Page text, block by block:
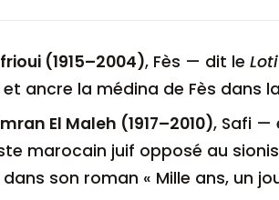
(1915–2004), Fès — dit le
ancre la médina de Fès dans
El Maleh (1917–2010), Safi —
marocain juif opposé au
son roman « Mille ans, un